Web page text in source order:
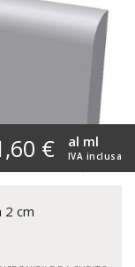
€ IVA inclusa
al ml
2 cm